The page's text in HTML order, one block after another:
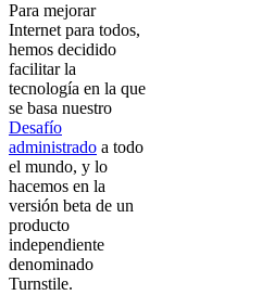
Para mejorar
Internet para todos,
hemos decidido
facilitar la
tecnología en la que
se basa nuestro
Desafío
administrado a todo
el mundo, y lo
hacemos en la
versión beta de un
producto
independiente
denominado
Turnstile.